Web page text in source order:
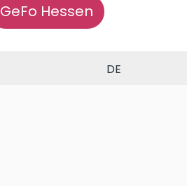
GeFo Hessen
DE